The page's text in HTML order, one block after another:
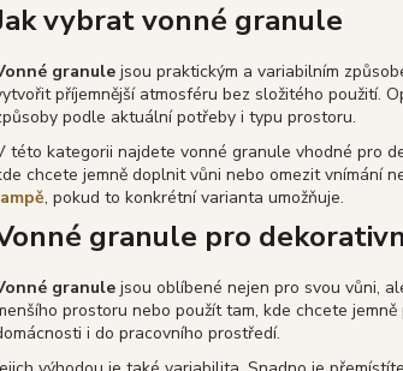
vybrat vonné granule
granule jsou praktickým a variabilním
příjemnější atmosféru bez složitého použití.
podle aktuální potřeby i typu prostoru.
této kategorii najdete vonné granule vhodné pro
chcete jemně doplnit vůni nebo omezit vnímání
, pokud to konkrétní varianta umožňuje.
granule pro
granule jsou oblíbené nejen pro svou vůni,
prostoru nebo použít tam, kde chcete
i do pracovního prostředí.